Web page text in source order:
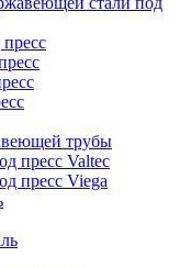
трубы
пресс Valtec
пресс Viega